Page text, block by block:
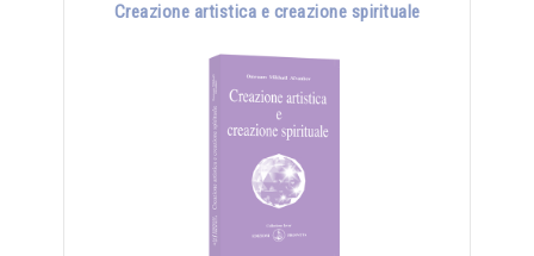
Creazione artistica e creazione spirituale